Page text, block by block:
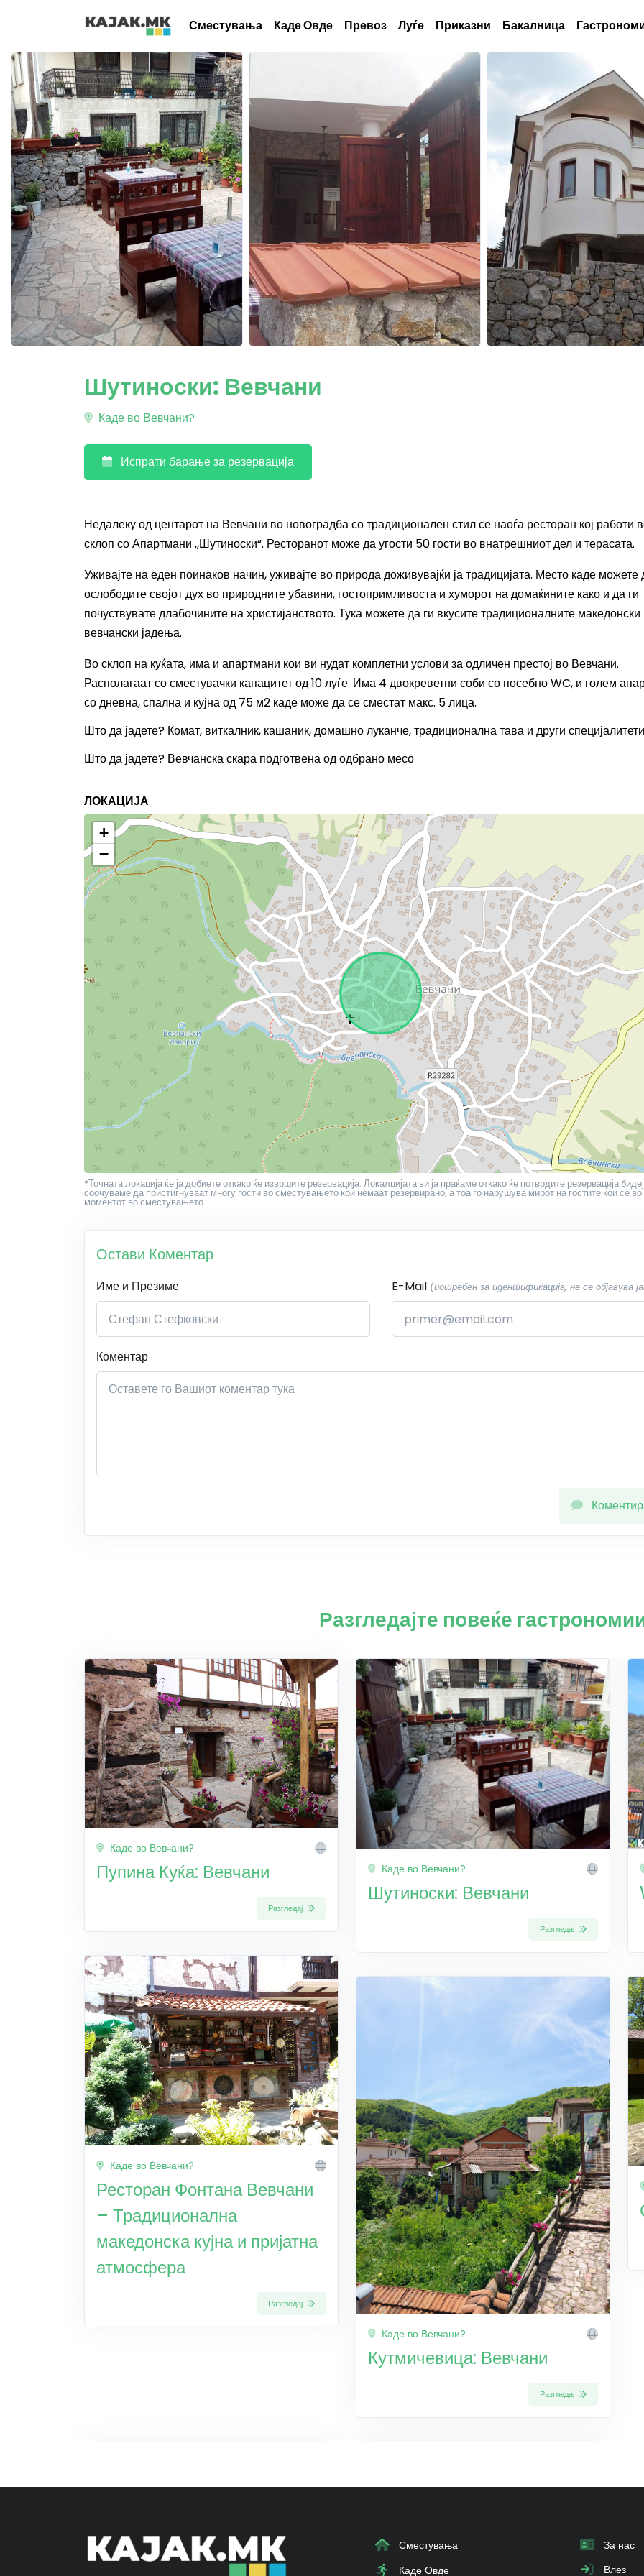
Сместувања Каде Овде Превоз Луѓе Приказни Бакалница
Шутиноски: Вевчани
Каде во Вевчани?
Испрати барање за резервација
Недалеку од центарот на Вевчани во новоградба со традиционален стил се наоѓа ресторан кој работи
склоп со Апартмани ,,Шутиноски“. Ресторанот може да угости 50 гости во внатрешниот дел и терасата.
Уживајте на еден поинаков начин, уживајте во природа доживувајќи ја традицијата. Место каде можете
ослободите својот дух во природните убавини, гостопримливоста и хуморот на домаќините како и да ги
почуствувате длабочините на христијанството. Тука можете да ги вкусите традиционалните македонски
вевчански јадења.
Во склоп на куќата, има и апартмани кои ви нудат комплетни услови за одличен престој во Вевчани.
Располагаат со сместувачки капацитет од 10 луѓе. Има 4 двокреветни соби со посебно WC, и голем
со дневна, спална и кујна од 75 м2 каде може да се сместат макс. 5 лица.
Што да јадете? Комат, виткалник, кашаник, домашно луканче, традиционална тава и други
Што да јадете? Вевчанска скара подготвена од одбрано месо
ЛОКАЦИЈА
+
−
*Точната локација ќе ја добиете откако ќе извршите резервација. Локалцијата ви ја праќаме откако ќе потврдите резервација
соочуваме да пристигнуваат многу гости во сместувањето кои немаат резервирано, а тоа го нарушува мирот на гостите кои се во
моментот во сместувањето.
Остави Коментар
Име и Презиме E-Mail (потребен за идентификација, не се објавува
Коментар
Разгледајте повеќе
Каде во Вевчани?
Пупина Куќа: Вевчани
Разгледај
Каде во Вевчани?
Ресторан Фонтана Вевчани
– Традиционална
македонска кујна и пријатна
атмосфера
Разгледај
Каде во Вевчани?
Шутиноски: Вевчани
Разгледај
Каде во Вевчани?
Кутмичевица: Вевчани
Разгледај
Сместувања
Каде Овде
За нас
Влез